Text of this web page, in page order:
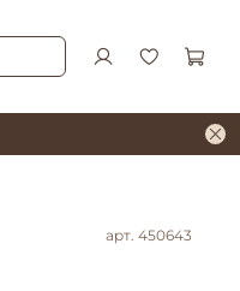
арт. 450643